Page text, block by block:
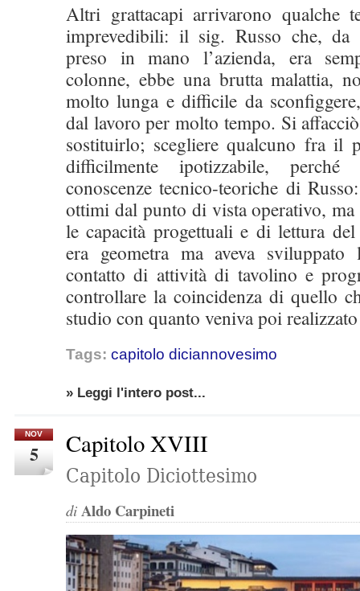
Altri grattacapi arrivarono qualche
imprevedibili: il sig. Russo che, da
preso in mano l’azienda, era
colonne, ebbe una brutta malattia,
molto lunga e difficile da
dal lavoro per molto tempo. Si
sostituirlo; scegliere qualcuno fra il
difficilmente ipotizzabile,
conoscenze tecnico-teoriche di
ottimi dal punto di vista operativo,
le capacità progettuali e di lettura
era geometra ma aveva sviluppato
contatto di attività di tavolino e
controllare la coincidenza di quello
studio con quanto veniva poi
Tags: capitolo diciannovesimo
» Leggi l'intero post...
NOV
5 Capitolo XVIII
Capitolo Diciottesimo
di Aldo Carpineti